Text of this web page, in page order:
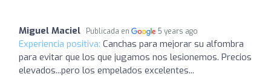
Miguel Maciel Publicada en 5 years ago
Experiencia positiva: Canchas para mejorar su alfombra
para evitar que los que jugamos nos lesionemos. Precios
elevados...pero los empelados excelentes...